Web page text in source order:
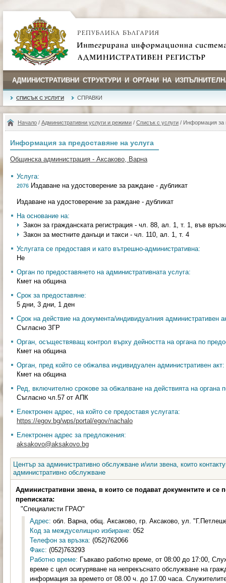
АДМИНИСТРАТИВНИ СТРУКТУРИ И ОРГАНИ НА
СПИСЪК С УСЛУГИ СПРАВКИ
Начало / Административни услуги и режими / Списък с услуги / Информация за
Информация за предоставяне на услуга
Общинска администрация - Аксаково, Варна
Услуга:
2076 Издаване на удостоверение за раждане - дубликат
Издаване на удостоверение за раждане - дубликат
На основание на:
Закон за гражданската регистрация - чл. 88, ал. 1, т. 1, във
Закон за местните данъци и такси - чл. 110, ал. 1, т. 4
Услугата се предоставя и като вътрешно-административна:
Не
Орган по предоставянето на административната услуга:
Кмет на община
Срок за предоставяне:
5 дни, 3 дни, 1 ден
Срок на действие на документа/индивидуалния административен
Съгласно ЗГР
Орган, осъществяващ контрол върху дейността на органа по
Кмет на община
Орган, пред който се обжалва индивидуален административен акт:
Кмет на община
Ред, включително срокове за обжалване на действията на органа
Съгласно чл.57 от АПК
Електронен адрес, на който се предоставя услугата:
https://egov.bg/wps/portal/egov/nachalo
Електронен адрес за предложения:
aksakovo@aksakovo.bg
Център за административно обслужване и/или звена, които
административно обслужване
Административни звена, в които се подават документите и се
преписката:
"Специалисти ГРАО"
Адрес: обл. Варна, общ. Аксаково, гр. Аксаково, ул.
Код за междуселищно избиране: 052
Телефон за връзка: (052)762066
Факс: (052)763293
Работно време: Гъвкаво работно време, от 08:00 до 17:00,
време с цел осигуряване на непрекъснато обслужване на
информация за времето от 08.00 ч. до 17.00 часа.